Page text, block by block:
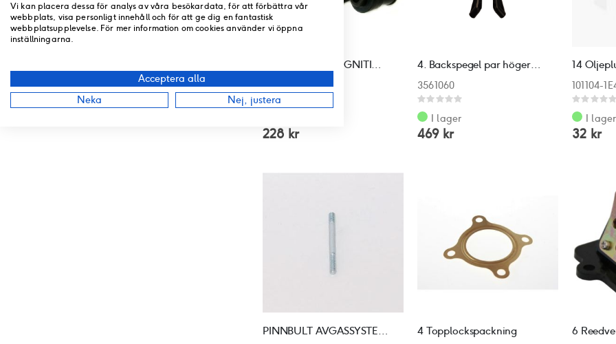
5. Tändspole 2t / IGNITION COIL 2-stroke
3378003
Recensera:
100%
228 kr
4. Backspegel par höger+vänster
3561060
Rating:
0%
I lager
469 kr
14
101104-
Rating:
0%
I lager
32 kr
PINNBULT AVGASSYSTEM M6*32 4 Topplockspackning 6
Vi kan placera dessa för analys av våra besökardata, för att förbättra vår
webbplats, visa personligt innehåll och för att ge dig en fantastisk
webbplatsupplevelse. För mer information om cookies använder vi öppna
inställningarna.
Acceptera alla
Neka
Nej, justera